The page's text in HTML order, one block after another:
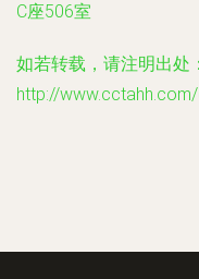
C座506室
如若转载，请注明出处：
http://